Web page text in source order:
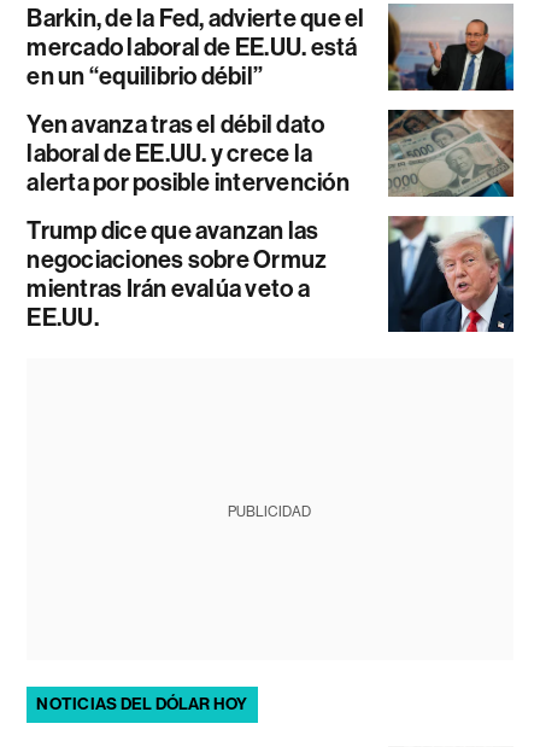
Barkin, de la Fed, advierte que el
mercado laboral de EE.UU. está
en un “equilibrio débil”
Yen avanza tras el débil dato
laboral de EE.UU. y crece la
alerta por posible intervención
Trump dice que avanzan las
negociaciones sobre Ormuz
mientras Irán evalúa veto a
EE.UU.
PUBLICIDAD
NOTICIAS DEL DÓLAR HOY